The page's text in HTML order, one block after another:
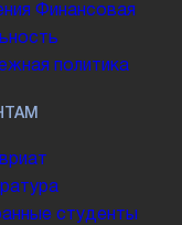
Финансовая
политика
студенты